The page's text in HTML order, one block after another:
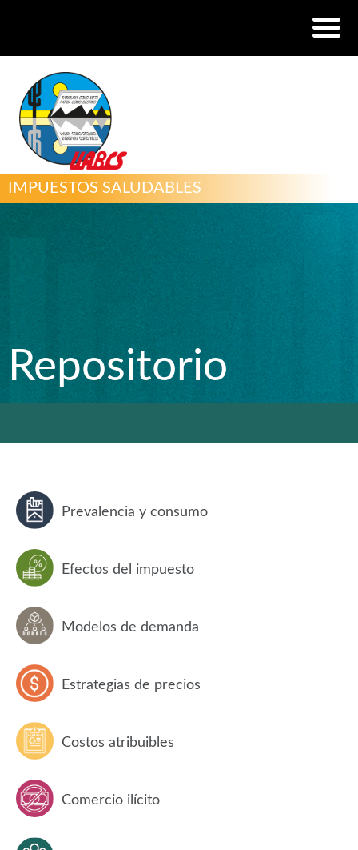
IMPUESTOS SALUDABLES
Repositorio
Prevalencia y consumo
Efectos del impuesto
Modelos de demanda
Estrategias de precios
Costos atribuibles
Comercio ilícito